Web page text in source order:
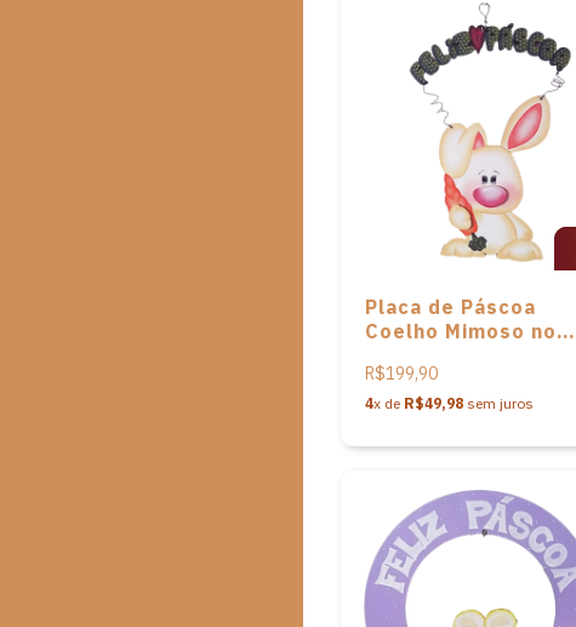
Placa de Páscoa
Coelho Mimoso no
Gatomia Atelier
R$199,90
4x de R$49,98 sem juros